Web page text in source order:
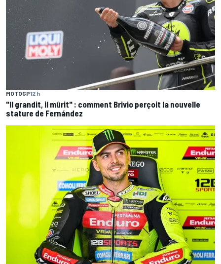
MOTOGP12 h
"Il grandit, il mûrit" : comment Brivio perçoit la nouvelle
stature de Fernández